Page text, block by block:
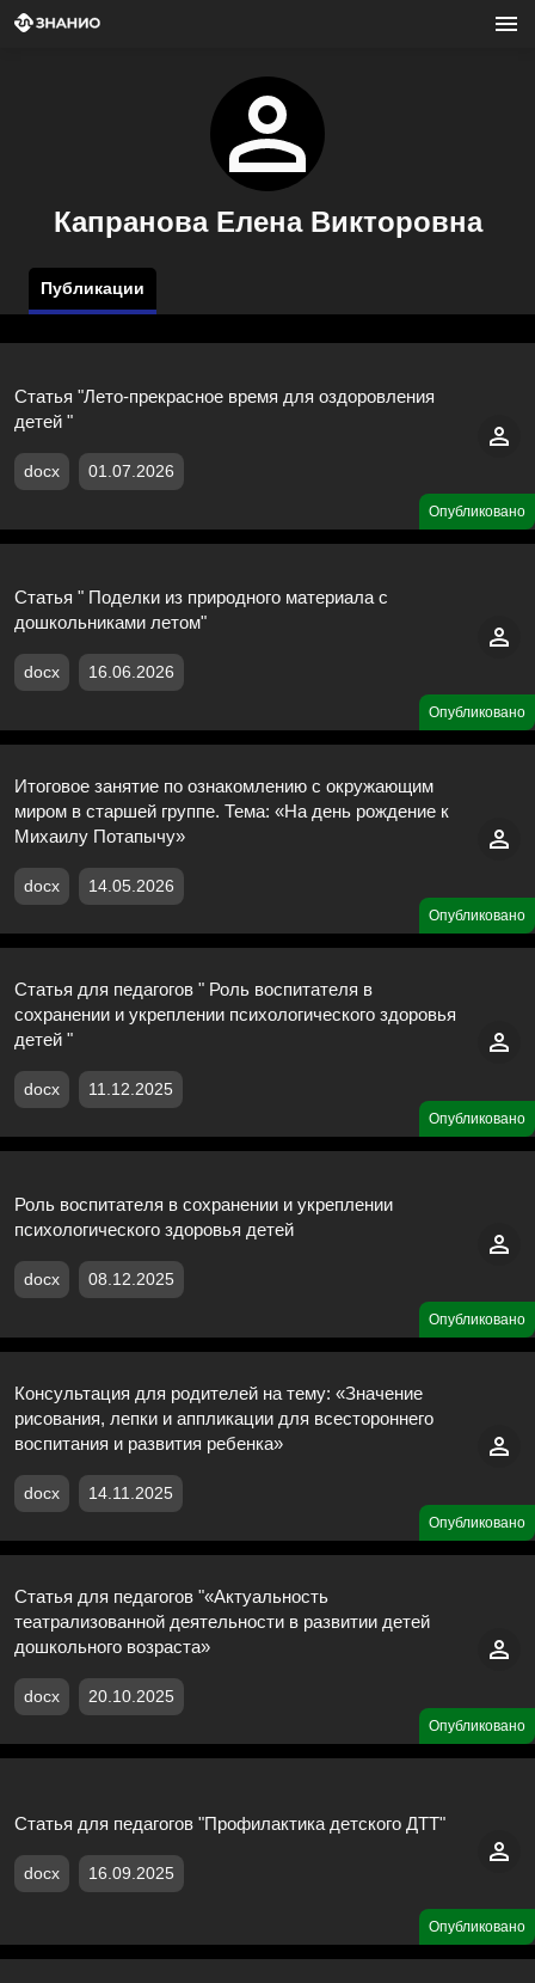
Капранова Елена Викторовна
Публикации
Опубликовано
Статья "Лето-прекрасное время для оздоровления
детей "
docx 01.07.2026
Опубликовано
Статья " Поделки из природного материала с
дошкольниками летом"
docx 16.06.2026
Опубликовано
Итоговое занятие по ознакомлению с окружающим
миром в старшей группе. Тема: «На день рождение к
Михаилу Потапычу»
docx 14.05.2026
Опубликовано
Статья для педагогов " Роль воспитателя в
сохранении и укреплении психологического здоровья
детей "
docx 11.12.2025
Опубликовано
Роль воспитателя в сохранении и укреплении
психологического здоровья детей
docx 08.12.2025
Опубликовано
Консультация для родителей на тему: «Значение
рисования, лепки и аппликации для всестороннего
воспитания и развития ребенка»
docx 14.11.2025
Опубликовано
Статья для педагогов "«Актуальность
театрализованной деятельности в развитии детей
дошкольного возраста»
docx 20.10.2025
Опубликовано
Статья для педагогов "Профилактика детского ДТТ"
docx 16.09.2025